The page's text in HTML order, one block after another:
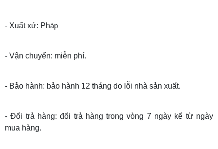
- Xuất xứ: Pháp
- Vận chuyển: miễn phí.
- Bảo hành: bảo hành 12 tháng do lỗi nhà sản xuất.
- Đổi trả hàng: đổi trả hàng trong vòng 7 ngày kể từ ngày
mua hàng.